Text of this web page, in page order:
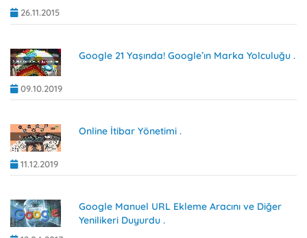
26.11.2015
09.10.2019
Google 21 Yaşında! Google’ın Marka Yolculuğu .
11.12.2019
Online İtibar Yönetimi .
Google Manuel URL Ekleme Aracını ve Diğer
Yenilikeri Duyurdu .